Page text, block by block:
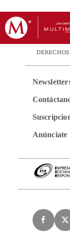
Anúnciate